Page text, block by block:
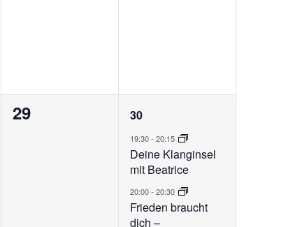
0
Veranstaltungen,
29
2
Veranstaltungen,
30
19:30-20:15
Deine Klanginsel
mit Beatrice
20:00-20:30
Frieden braucht
dich –